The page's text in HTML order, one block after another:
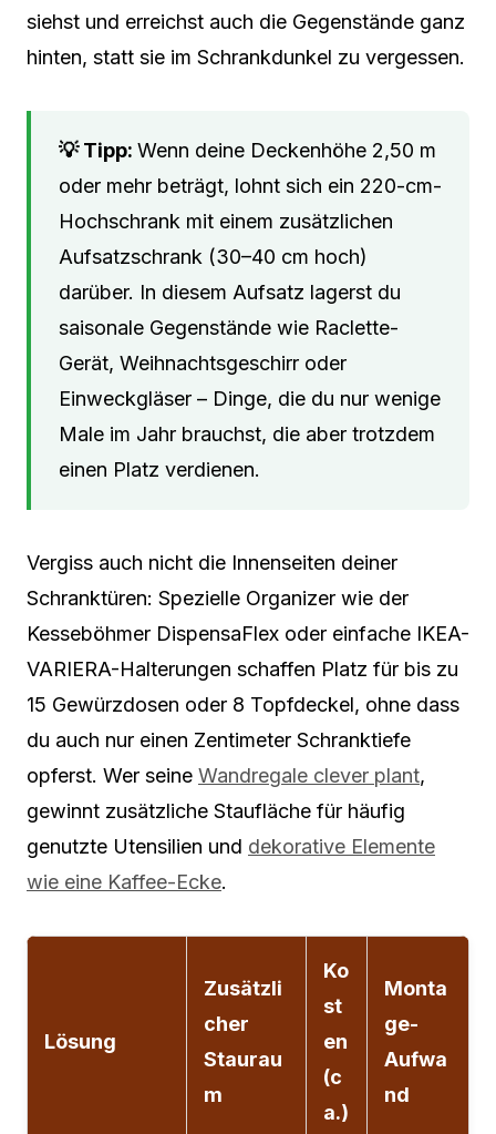
siehst und erreichst auch die Gegenstände ganz
hinten, statt sie im Schrankdunkel zu vergessen.
Wenn deine Deckenhöhe 2,50 m
oder mehr beträgt, lohnt sich ein 220-cm-
Hochschrank mit einem zusätzlichen
Aufsatzschrank (30–40 cm hoch)
darüber. In diesem Aufsatz lagerst du
saisonale Gegenstände wie Raclette-
Gerät, Weihnachtsgeschirr oder
Einweckgläser – Dinge, die du nur wenige
Male im Jahr brauchst, die aber trotzdem
einen Platz verdienen.
Vergiss auch nicht die Innenseiten deiner
Schranktüren: Spezielle Organizer wie der
Kesseböhmer DispensaFlex oder einfache IKEA-
VARIERA-Halterungen schaffen Platz für bis zu
15 Gewürzdosen oder 8 Topfdeckel, ohne dass
du auch nur einen Zentimeter Schranktiefe
opferst. Wer seine Wandregale clever plant,
gewinnt zusätzliche Staufläche für häufig
genutzte Utensilien und dekorative Elemente
wie eine Kaffee-Ecke.
Lösung
Zusätzli
cher
Staurau
m
Ko
st
en
(c
a.)
Monta
ge-
Aufwa
nd